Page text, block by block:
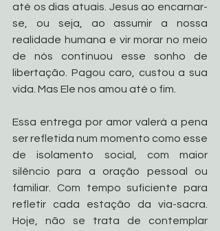
até os dias atuais. Jesus ao encarnar-
se, ou seja, ao assumir a nossa
realidade humana e vir morar no meio
de nós continuou esse sonho de
libertação. Pagou caro, custou a sua
vida. Mas Ele nos amou até o fim.
Essa entrega por amor valerá a pena
ser refletida num momento como esse
de isolamento social, com maior
silêncio para a oração pessoal ou
familiar. Com tempo suficiente para
refletir cada estação da via-sacra.
Hoje, não se trata de contemplar